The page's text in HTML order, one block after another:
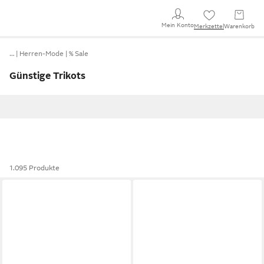
Mein KontoMerkzettel Warenkorb
… Herren-Mode % Sale
Günstige Trikots
1.095 Produkte